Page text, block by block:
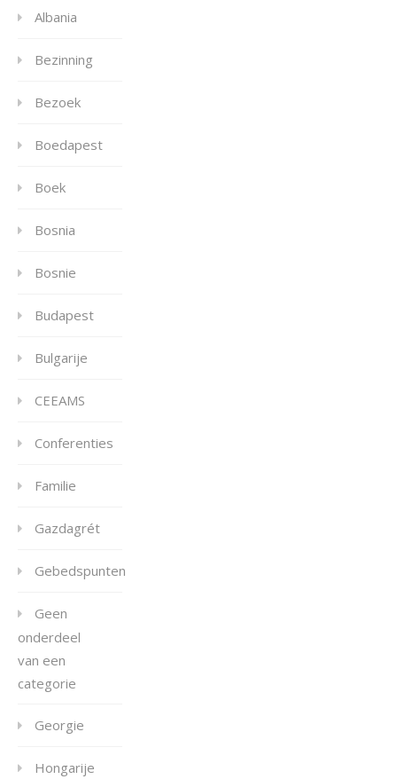
Albania
Bezinning
Bezoek
Boedapest
Boek
Bosnia
Bosnie
Budapest
Bulgarije
CEEAMS
Conferenties
Familie
Gazdagrét
Gebedspunten
Geen
onderdeel
van een
categorie
Georgie
Hongarije